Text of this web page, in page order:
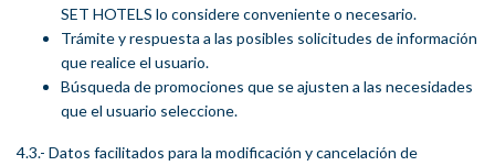
SET HOTELS lo considere conveniente o necesario.
Trámite y respuesta a las posibles solicitudes de información
que realice el usuario.
Búsqueda de promociones que se ajusten a las necesidades
que el usuario seleccione.
4.3.- Datos facilitados para la modificación y cancelación de